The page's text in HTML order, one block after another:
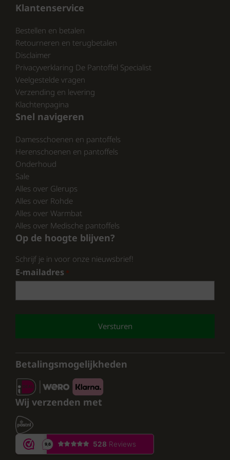
Geef je voeten de zorg die ze verdienen met
de Pedag Opvulzool. De Magic Step Plus biedt
de juiste ondersteuning en comfort, zodat je
weer met plezier kunt lopen. Bezoek en
ontdek de voordelen van deze innovatieve
inlegzool.
“Comfort begint bij de voeten. Met de juiste
ondersteuning kun je elke stap met
vertrouwen zetten.”
CONCLUSIE:
Wacht niet langer en investeer in jouw
voetgezondheid met de Pedag Opvulzool.
Bezoek pantoffelspecialist.nl en ervaar het
verschil zelf!
Klantenservice
Bestellen en betalen
Retourneren en terugbetalen
Disclaimer
Privacyverklaring De Pantoffel Specialist
Veelgestelde vragen
Verzending en levering
Klachtenpagina
Snel navigeren
Damesschoenen en pantoffels
Herenschoenen en pantoffels
Onderhoud
Sale
Alles over Glerups
Alles over Rohde
Alles over Warmbat
Alles over Medische pantoffels
Op de hoogte blijven?
Schrijf je in voor onze nieuwsbrief!
E-mailadres *
CAPTCHA
Betalingsmogelijkheden
Wij verzenden met